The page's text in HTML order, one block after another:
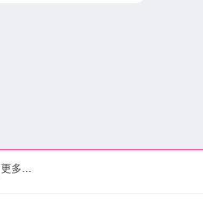
更多...